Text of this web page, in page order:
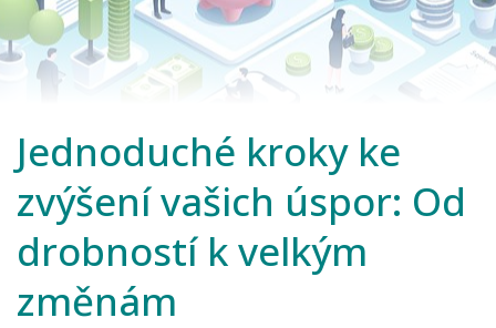
Jednoduché kroky ke
zvýšení vašich úspor: Od
drobností k velkým
změnám